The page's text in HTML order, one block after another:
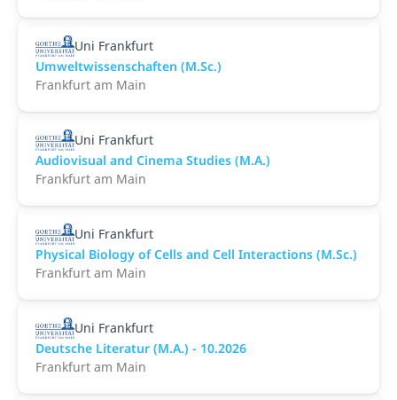
Uni Frankfurt
Umweltwissenschaften (M.Sc.)
Frankfurt am Main
Uni Frankfurt
Audiovisual and Cinema Studies (M.A.)
Frankfurt am Main
Uni Frankfurt
Physical Biology of Cells and Cell Interactions (M.Sc.)
Frankfurt am Main
Uni Frankfurt
Deutsche Literatur (M.A.) - 10.2026
Frankfurt am Main